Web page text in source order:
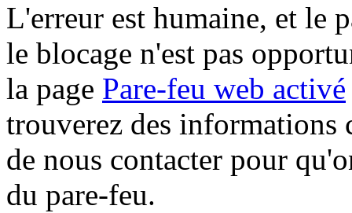
L'erreur est humaine, et le
le blocage n'est pas
la page Pare-feu web activé
trouverez des informations
de nous contacter pour
du pare-feu.